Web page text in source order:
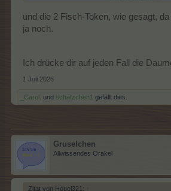
und die 2 Fisch-Token, wie gesagt,
ja noch.
Ich drücke dir auf jeden Fall die
1 Juli 2026
_Carol. und schätzchen1 gefällt dies.
Gruselchen
Allwissendes Orakel
Zitat von Hopel321: ↑